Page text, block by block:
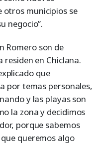
otros municipios se
negocio”.
Romero son de
residen en Chiclana.
que
por temas personales,
y las playas son
la zona y decidimos
porque sabemos
queremos algo